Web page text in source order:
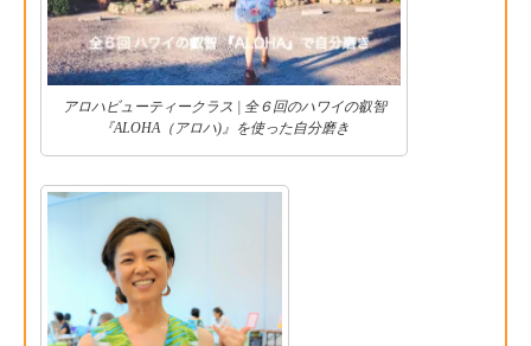
アロハビューティークラス | 全６回のハワイの叡智
『ALOHA（アロハ)』を使った自分磨き